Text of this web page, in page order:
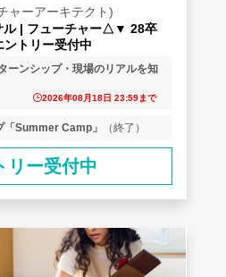
業界研究 企業研究
ャーアーキテクト)
ル | フューチャー△▼ 28卒
トリー受付中
ーンシップ・現場のリアルを知
2026年08月18日 23:59まで
「Summer Camp」 （終了）
リー受付中